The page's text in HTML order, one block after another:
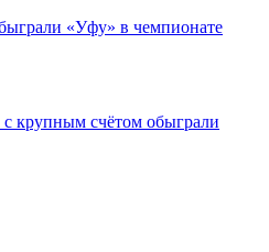
«Уфу» в чемпионате
крупным счётом обыграли